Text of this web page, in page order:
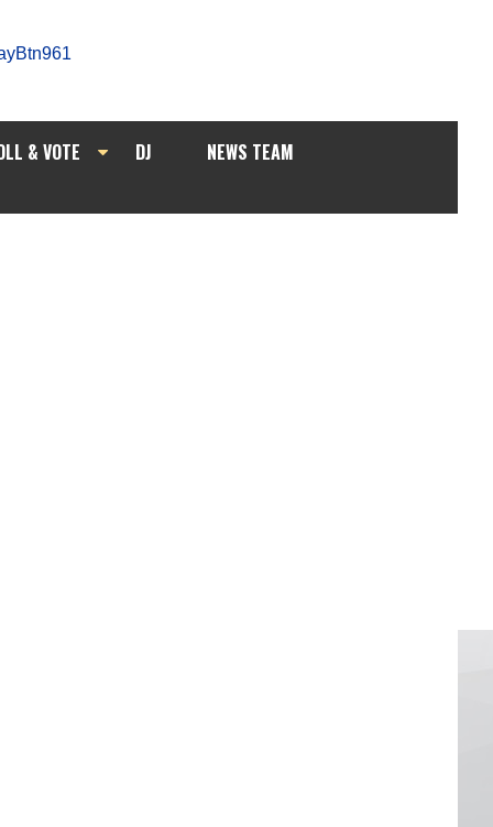
& VOTE DJ NEWS TEAM